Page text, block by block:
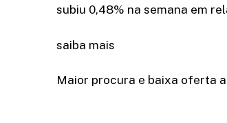
subiu 0,48% na semana em
saiba mais
Maior procura e baixa oferta